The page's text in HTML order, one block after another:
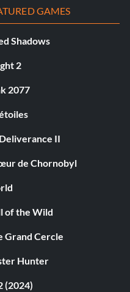
GAMES
Shadows
2
2077
II
de Chornobyl
of the Wild
Grand Cercle
Hunter
(2024)